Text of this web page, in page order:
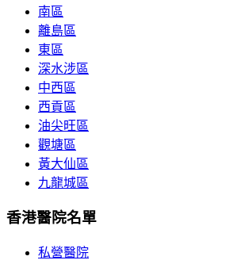
南區
離島區
東區
深水涉區
中西區
西貢區
油尖旺區
觀塘區
黃大仙區
九龍城區
香港醫院名單
私營醫院